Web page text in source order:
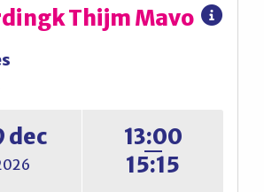
Holst College
Expeditielessen
havo/vwo en QUEST ’21
Thijm Mavo
dec
13:00
15:15